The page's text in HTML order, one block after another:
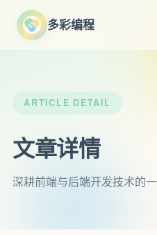
多彩编程
ARTICLE DETAIL
文章详情
深耕前端与后端开发技术的